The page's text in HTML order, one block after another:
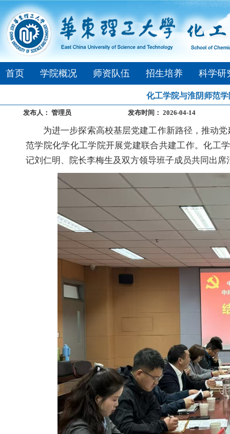
首页 学院概况 师资队伍 招生培养 科学研
化工学院与淮阴师范
发布人：管理员 发布时间：2026-04-14
为进一步探索高校基层党建工作新路径，推动
范学院化学化工学院开展党建联合共建工作。化工
记刘仁明、院长李梅生及双方领导班子成员共同出席